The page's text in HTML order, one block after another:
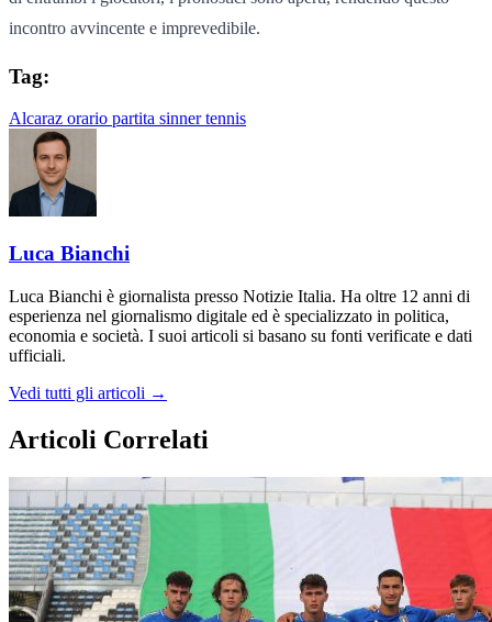
incontro avvincente e imprevedibile.
Tag:
Alcaraz orario partita sinnertennis
Luca Bianchi
Luca Bianchi è giornalista presso Notizie Italia. Ha oltre 12 anni di
esperienza nel giornalismo digitale ed è specializzato in politica,
economia e società. I suoi articoli si basano su fonti verificate e dati
ufficiali.
Vedi tutti gli articoli →
Articoli Correlati